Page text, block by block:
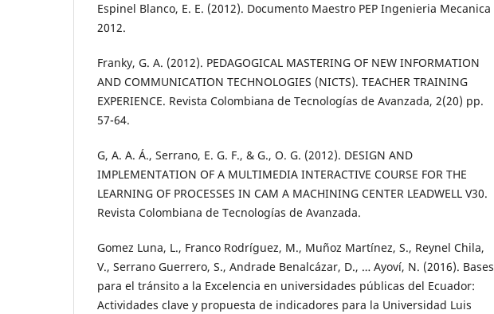
Espinel Blanco, E. E. (2012). Documento Maestro PEP Ingenieria Mecanica
2012.
Franky, G. A. (2012). PEDAGOGICAL MASTERING OF NEW INFORMATION
AND COMMUNICATION TECHNOLOGIES (NICTS). TEACHER TRAINING
EXPERIENCE. Revista Colombiana de Tecnologías de Avanzada, 2(20) pp.
57-64.
G, A. A. Á., Serrano, E. G. F., & G., O. G. (2012). DESIGN AND
IMPLEMENTATION OF A MULTIMEDIA INTERACTIVE COURSE FOR THE
LEARNING OF PROCESSES IN CAM A MACHINING CENTER LEADWELL V30.
Revista Colombiana de Tecnologías de Avanzada.
Gomez Luna, L., Franco Rodríguez, M., Muñoz Martínez, S., Reynel Chila,
V., Serrano Guerrero, S., Andrade Benalcázar, D., … Ayoví, N. (2016). Bases
para el tránsito a la Excelencia en universidades públicas del Ecuador:
Actividades clave y propuesta de indicadores para la Universidad Luis